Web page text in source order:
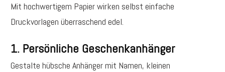
Mit hochwertigem Papier wirken selbst einfache
Druckvorlagen überraschend edel.
1. Persönliche Geschenkanhänger
Gestalte hübsche Anhänger mit Namen, kleinen